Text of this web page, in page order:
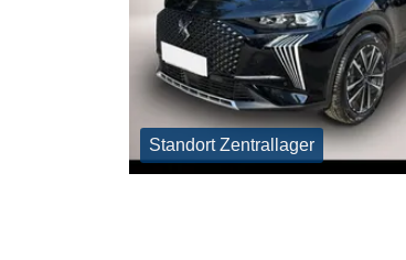
Standort Zentrallager